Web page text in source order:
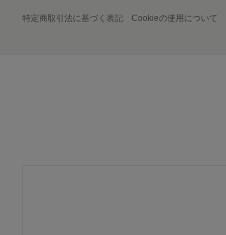
特定商取引法に基づく表記 Cookieの使用について